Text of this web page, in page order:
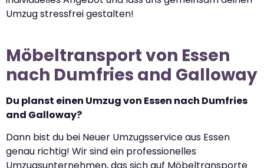
Umzug stressfrei gestalten!
Möbeltransport von Essen
nach Dumfries and Galloway
Du planst einen Umzug von Essen nach Dumfries
and Galloway?
Dann bist du bei Neuer Umzugsservice aus Essen
genau richtig! Wir sind ein professionelles